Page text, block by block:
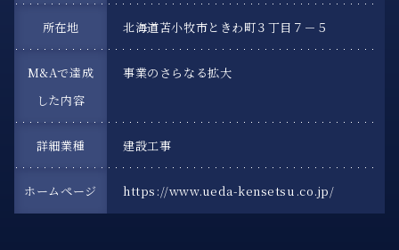
所在地 北海道苫小牧市ときわ町３丁目７－５
M&Aで達成
した内容
事業のさらなる拡大
詳細業種 建設工事
ホームページ https://www.ueda-kensetsu.co.jp/